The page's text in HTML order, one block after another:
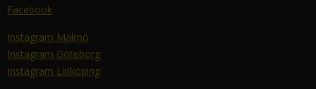
Facebook
Instagram Malmö
Instagram Göteborg
Instagram Linköping